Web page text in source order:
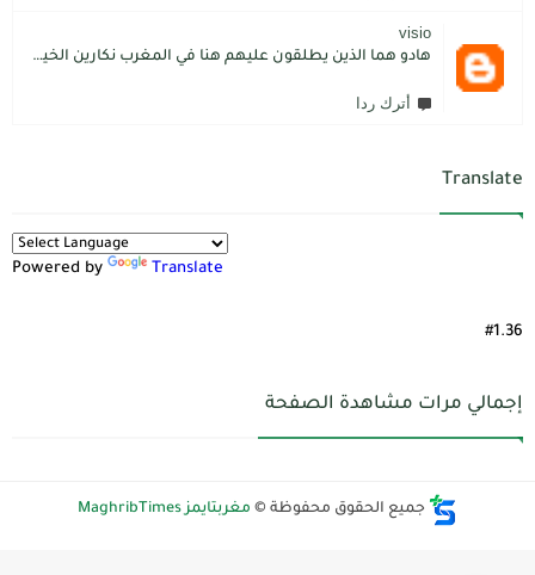
visio
هادو هما الذين يطلقون عليهم هنا في المغرب نكارين الخير.كما يقول المثل المغربي دير الخير في الرجال تلقاه لاديرو فالشماتة راه يتوضر .لكن الخير دائما يعلو على الشر./.
أترك ردا
Translate
Powered by Translate
#1.36
إجمالي مرات مشاهدة الصفحة
جميع الحقوق محفوظة © مغربتايمز MaghribTimes